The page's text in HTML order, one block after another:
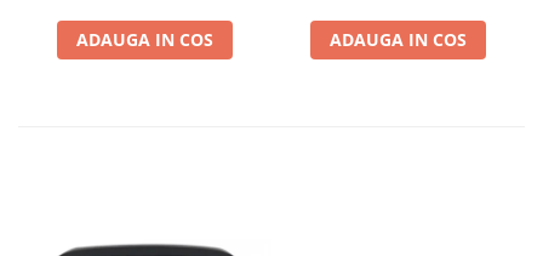
ADAUGA IN COS
BGRKITBM004
ADAUGA IN COS